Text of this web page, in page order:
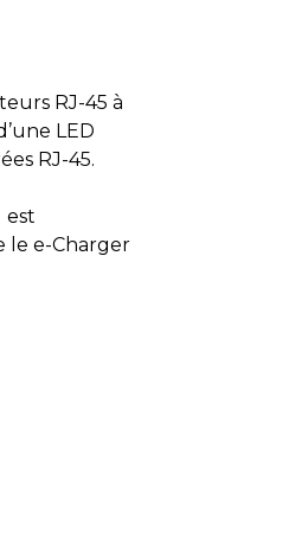
RJ-45 à
LED
RJ-45.
est
le e-Charger